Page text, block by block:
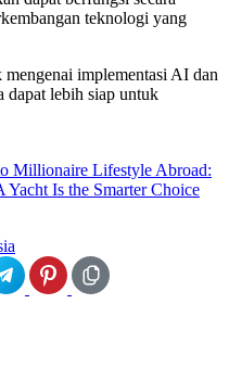
teknologi yang
implementasi AI dan
dapat lebih siap untuk
Millionaire Lifestyle Abroad:
Is the Smarter Choice